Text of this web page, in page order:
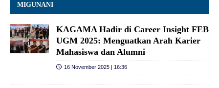
MIGUNANI
KAGAMA Hadir di Career Insight FEB
UGM 2025: Menguatkan Arah Karier
Mahasiswa dan Alumni
16 November 2025 | 16:36